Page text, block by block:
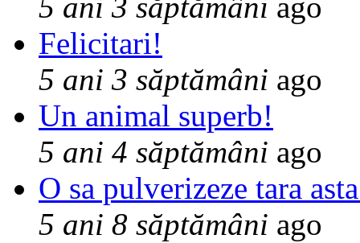
5 ani 3 săptămâni ago
Felicitari!
5 ani 3 săptămâni ago
Un animal superb!
5 ani 4 săptămâni ago
O sa pulverizeze tara
5 ani 8 săptămâni ago